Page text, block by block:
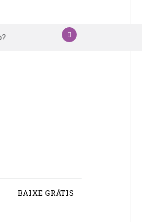
OK
BAIXE GRÁTIS